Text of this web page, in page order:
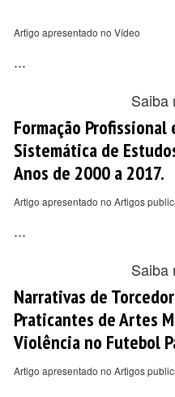
Artigo apresentado no Vídeo
...
Saiba
Formação Profissional
Sistemática de
Anos de 2000 a 2017.
Artigo apresentado no Artigos
...
Saiba
Narrativas de
Praticantes de Artes
Violência no Futebol
Artigo apresentado no Artigos